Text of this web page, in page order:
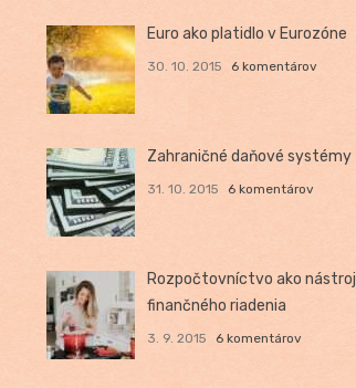
Euro ako platidlo v Eurozóne
30. 10. 2015 6 komentárov
Zahraničné daňové systémy
31. 10. 2015 6 komentárov
Rozpočtovníctvo ako nástroj
finančného riadenia
3. 9. 2015 6 komentárov